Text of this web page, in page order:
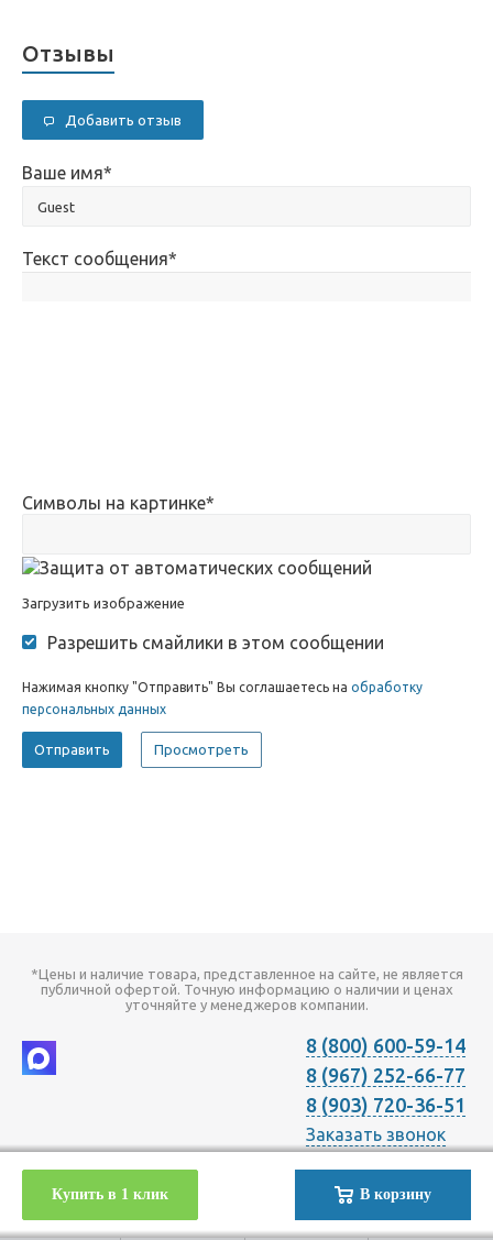
В корзину
Купить в 1 клик
Отзывы
Добавить отзыв
Ваше имя*
Текст сообщения*
Символы на картинке*
Загрузить изображение
Разрешить смайлики в этом сообщении
Нажимая кнопку "Отправить" Вы соглашаетесь на обработку
персональных данных
*Цены и наличие товара, представленное на сайте, не является
публичной офертой. Точную информацию о наличии и ценах
уточняйте у менеджеров компании.
8 (800) 600-59-14
8 (967) 252-66-77
8 (903) 720-36-51
Заказать звонок
2026 © Компания "Онлайн Климат" продажа оборудования для
Отопления Вентиляции Кондиционирования в Москве с